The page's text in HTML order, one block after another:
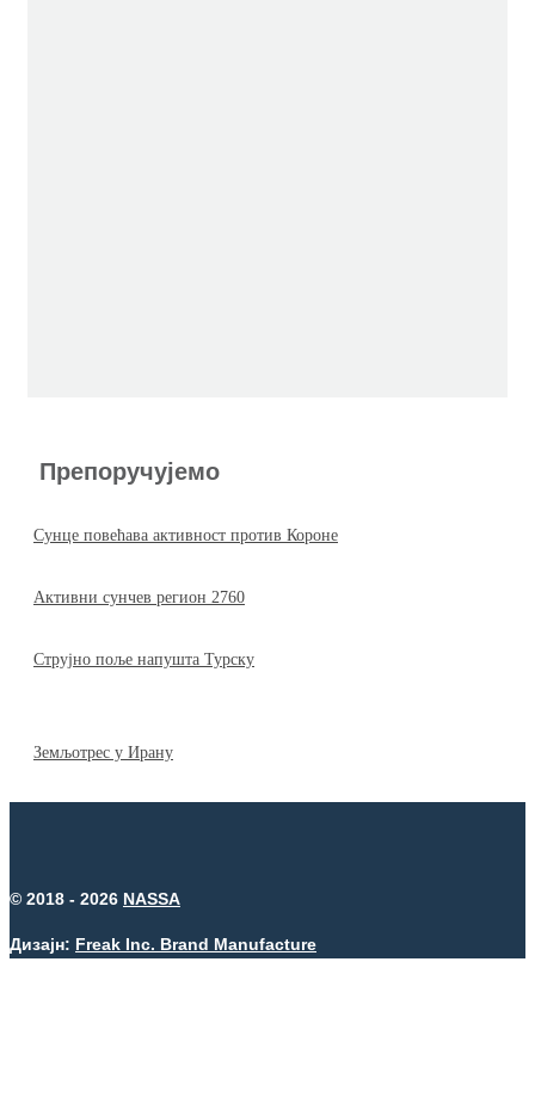
Препоручујемо
Сунце повећава активност против Короне
Активни сунчев регион 2760
Струјно поље напушта Турску
Земљотрес у Ирану
© 2018 - 2026 NASSA
Дизајн: Freak Inc. Brand Manufacture